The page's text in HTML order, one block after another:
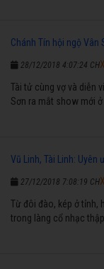
Chánh Tín hội ngộ Vân
28/12/2018 4:07:24 CH
Tài tử cùng vợ và diễn
Sơn ra mắt show mới ở
Vũ Linh, Tài Linh:
27/12/2018 7:08:19 CH
Từ đôi đào, kép ở tỉnh,
trong làng cổ nhạc